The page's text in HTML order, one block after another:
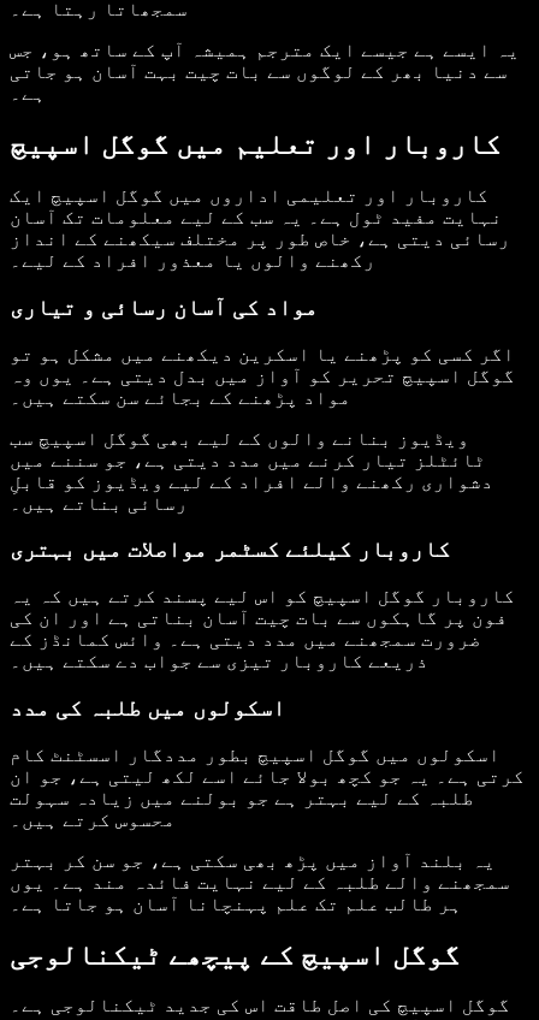
یہ ایسے ہے جیسے ایک مترجم ہمیشہ آپ کے ساتھ ہو، جس
سے دنیا بھر کے لوگوں سے بات چیت بہت آسان ہو جاتی
ہے۔
کاروبار اور تعلیم میں گوگل اسپیچ
کاروبار اور تعلیمی اداروں میں گوگل اسپیچ ایک
نہایت مفید ٹول ہے۔ یہ سب کے لیے معلومات تک آسان
رسائی دیتی ہے، خاص طور پر مختلف سیکھنے کے انداز
رکھنے والوں یا معذور افراد کے لیے۔
مواد کی آسان رسائی و تیاری
اگر کسی کو پڑھنے یا اسکرین دیکھنے میں مشکل ہو تو
گوگل اسپیچ تحریر کو آواز میں بدل دیتی ہے۔ یوں وہ
ویڈیوز بنانے والوں کے لیے بھی گوگل اسپیچ سب
ٹائٹلز تیار کرنے میں مدد دیتی ہے، جو سننے میں
دشواری رکھنے والے افراد کے لیے ویڈیوز کو قابلِ
رسائی بناتے ہیں۔
کاروبار کیلئے کسٹمر مواصلات میں بہتری
کاروبار گوگل اسپیچ کو اس لیے پسند کرتے ہیں کہ یہ
فون پر گاہکوں سے بات چیت آسان بناتی ہے اور ان کی
ضرورت سمجھنے میں مدد دیتی ہے۔ وائس کمانڈز کے
ذریعے کاروبار تیزی سے جواب دے سکتے ہیں۔
اسکولوں میں طلبہ کی مدد
اسکولوں میں گوگل اسپیچ بطور مددگار اسسٹنٹ کام
کرتی ہے۔ یہ جو کچھ بولا جائے اسے لکھ لیتی ہے، جو ان
طلبہ کے لیے بہتر ہے جو بولنے میں زیادہ سہولت
یہ بلند آواز میں پڑھ بھی سکتی ہے، جو سن کر بہتر
سمجھنے والے طلبہ کے لیے نہایت فائدہ مند ہے۔ یوں
ہر طالب علم تک علم پہنچانا آسان ہو جاتا ہے۔
گوگل اسپیچ کے پیچھے ٹیکنالوجی
گوگل اسپیچ کی اصل طاقت اس کی جدید ٹیکنالوجی ہے۔